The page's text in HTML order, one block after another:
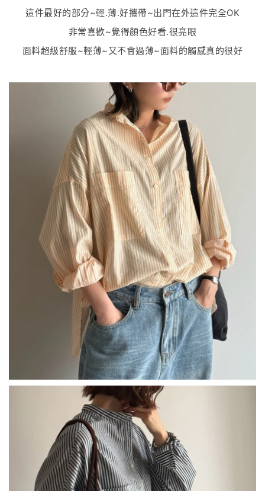
這件最好的部分~輕.薄.好攜帶~出門在外這件完全OK
非常喜歡~覺得顏色好看.很亮眼
面料超級舒服~輕薄~又不會過薄~面料的觸感真的很好